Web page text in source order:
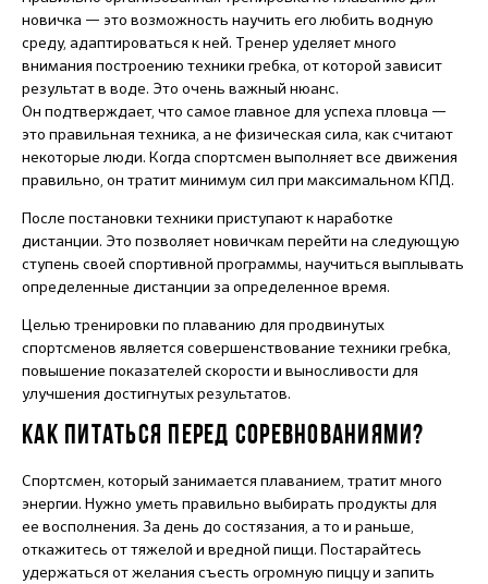
новичка — это возможность научить его любить водную
среду, адаптироваться к ней. Тренер уделяет много
внимания построению техники гребка, от которой зависит
результат в воде. Это очень важный нюанс.
Он подтверждает, что самое главное для успеха пловца —
это правильная техника, а не физическая сила, как считают
некоторые люди. Когда спортсмен выполняет все движения
правильно, он тратит минимум сил при максимальном КПД.
После постановки техники приступают к наработке
дистанции. Это позволяет новичкам перейти на следующую
ступень своей спортивной программы, научиться выплывать
определенные дистанции за определенное время.
Целью тренировки по плаванию для продвинутых
спортсменов является совершенствование техники гребка,
повышение показателей скорости и выносливости для
улучшения достигнутых результатов.
КАК ПИТАТЬСЯ ПЕРЕД СОРЕВНОВАНИЯМИ?
Спортсмен, который занимается плаванием, тратит много
энергии. Нужно уметь правильно выбирать продукты для
ее восполнения. За день до состязания, а то и раньше,
откажитесь от тяжелой и вредной пищи. Постарайтесь
удержаться от желания съесть огромную пиццу и запить